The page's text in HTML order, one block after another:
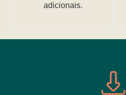
adicionais.